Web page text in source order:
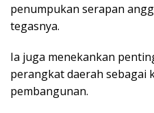
penumpukan serapan
tegasnya.
Ia juga menekankan
perangkat daerah sebagai
pembangunan.